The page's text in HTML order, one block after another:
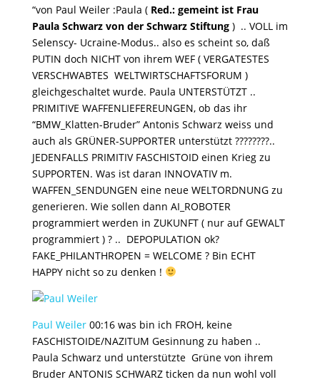
“von Paul Weiler :Paula ( Red.: gemeint ist Frau
Paula Schwarz von der Schwarz Stiftung) .. VOLL im
Selenscy- Ucraine-Modus.. also es scheint so, daß
PUTIN doch NICHT von ihrem WEF ( VERGATESTES
VERSCHWABTES WELTWIRTSCHAFTSFORUM )
gleichgeschaltet wurde. Paula UNTERSTÜTZT ..
PRIMITIVE WAFFENLIEFEREUNGEN, ob das ihr
“BMW_Klatten-Bruder” Antonis Schwarz weiss und
auch als GRÜNER-SUPPORTER unterstützt ????????..
JEDENFALLS PRIMITIV FASCHISTOID einen Krieg zu
SUPPORTEN. Was ist daran INNOVATIV m.
WAFFEN_SENDUNGEN eine neue WELTORDNUNG zu
generieren. Wie sollen dann AI_ROBOTER
programmiert werden in ZUKUNFT ( nur auf GEWALT
programmiert ) ? .. DEPOPULATION ok?
FAKE_PHILANTHROPEN = WELCOME ? Bin ECHT
HAPPY nicht so zu denken !
Paul Weiler 00:16 was bin ich FROH, keine
FASCHISTOIDE/NAZITUM Gesinnung zu haben ..
Paula Schwarz und unterstützte Grüne von ihrem
Bruder ANTONIS SCHWARZ ticken da nun wohl voll